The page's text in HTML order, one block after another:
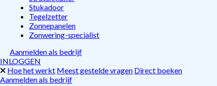
Stukadoor
Tegelzetter
Zonnepanelen
Zonwering-specialist
Aanmelden als bedrijf
INLOGGEN
Hoe het werkt Meest gestelde vragen Direct boeken
Aanmelden als bedrijf